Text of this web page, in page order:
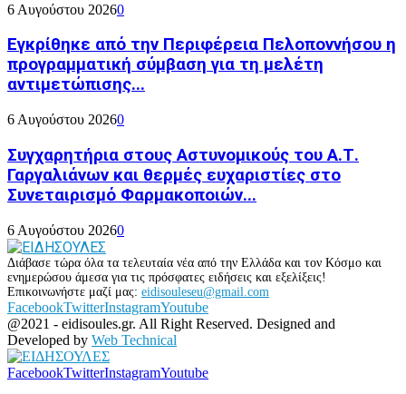
6 Αυγούστου 20260
Εγκρίθηκε από την Περιφέρεια Πελοποννήσου η
προγραμματική σύμβαση για τη μελέτη
αντιμετώπισης...
6 Αυγούστου 20260
Συγχαρητήρια στους Αστυνομικούς του Α.Τ.
Γαργαλιάνων και θερμές ευχαριστίες στο
Συνεταιρισμό Φαρμακοποιών...
6 Αυγούστου 20260
Διάβασε τώρα όλα τα τελευταία νέα από την Ελλάδα και τον Κόσμο και
ενημερώσου άμεσα για τις πρόσφατες ειδήσεις και εξελίξεις!
Επικοινωνήστε μαζί μας: eidisouleseu@gmail.com
FacebookTwitterInstagramYoutube
@2021 - eidisoules.gr. All Right Reserved. Designed and
Developed by Web Technical
FacebookTwitterInstagramYoutube